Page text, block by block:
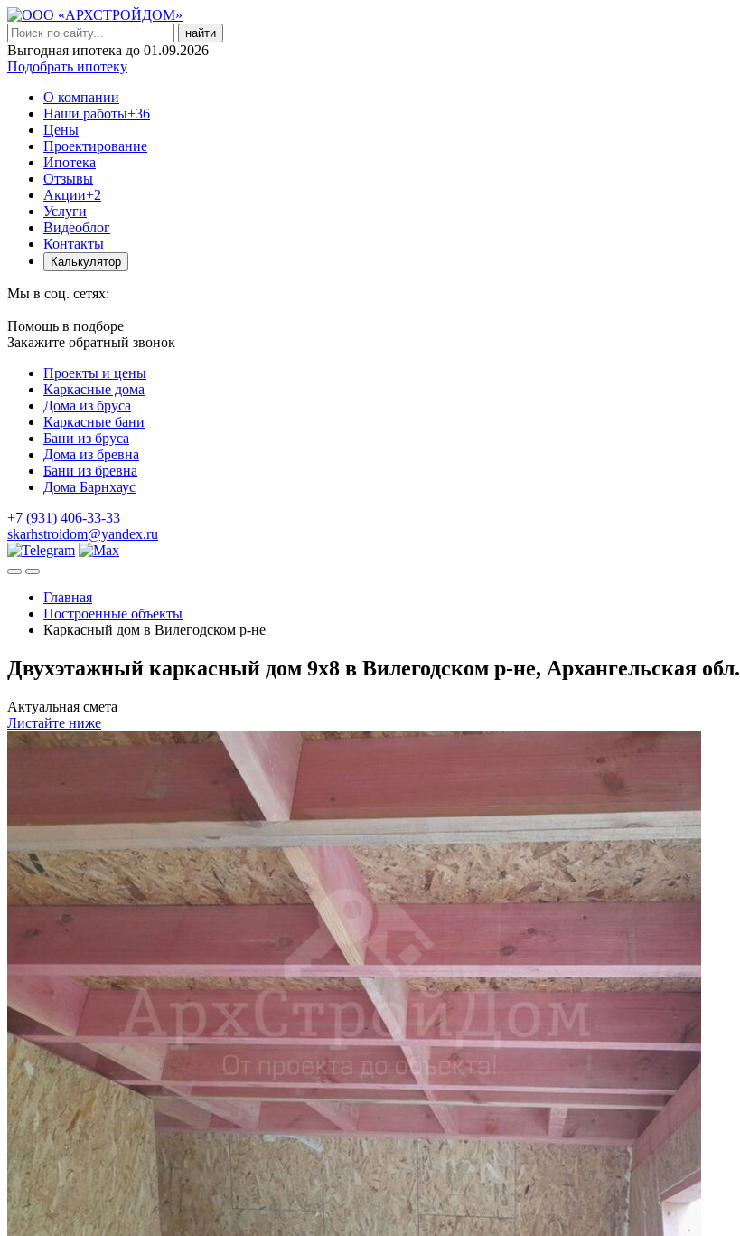
найти
Выгодная ипотека до 01.09.2026
Подобрать ипотеку
О компании
Наши работы+36
Цены
Проектирование
Ипотека
Отзывы
Акции+2
Услуги
Видеоблог
Контакты
Калькулятор
Мы в соц. сетях:
Помощь в подборе
Закажите обратный звонок
Проекты и цены
Каркасные дома
Дома из бруса
Каркасные бани
Бани из бруса
Дома из бревна
Бани из бревна
Дома Барнхаус
+7 (931) 406-33-33
skarhstroidom@yandex.ru
Главная
Построенные объекты
Каркасный дом в Вилегодском р-не
Двухэтажный каркасный дом 9х8 в Вилегодском р-не, Архангельская обл.
Актуальная смета
Листайте ниже